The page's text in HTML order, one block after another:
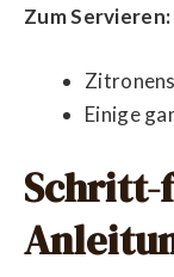
Zum Servieren:
Einige